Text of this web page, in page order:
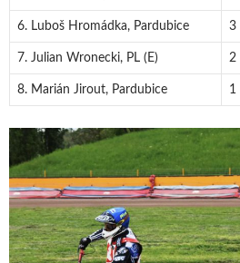
6. Luboš Hromádka, Pardubice 3
7. Julian Wronecki, PL (E) 2
8. Marián Jirout, Pardubice 1